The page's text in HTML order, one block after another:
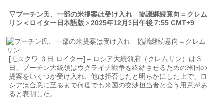
▽プーチン氏、一部の米提案は受け入れ 協議継続意向＝クレム
リン＜ロイター日本語版＞2025年12月3日午後 7:55 GMT+9
[モスクワ ３日 ロイター] – ロシア大統領府（クレムリン）は３
日、プーチン大統領はウクライナ戦争を終結させるための米国の
提案をいくつか受け入れ、他は拒否したと明らかにした上で、ロ
シアは合意に至るまで何度でも米国の交渉担当者と会う用意があ
ると表明した。